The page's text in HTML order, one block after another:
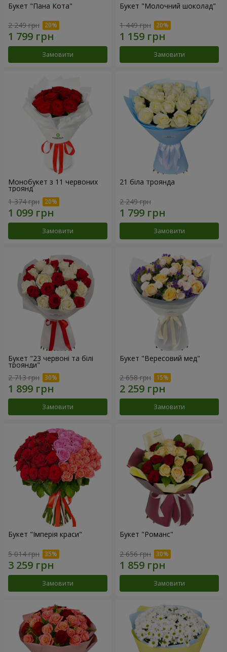
Букет "Пана Кота"
2 249 грн
Замовити
Букет "Молочний шоколад"
1 449 грн
Замовити
Монобукет з 11 червоних
троянд
1 374 грн
Замовити
21 біла троянда
2 249 грн
Замовити
Букет "23 червоні та білі
троянди"
2 713 грн
Замовити
Букет "Вересовий мед"
2 658 грн
Замовити
Букет "Імперія краси"
5 014 грн
Замовити
Букет "Романс"
2 656 грн
Замовити